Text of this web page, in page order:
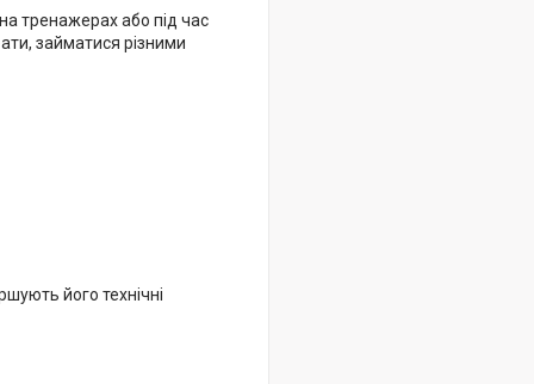
на тренажерах або під час
займатися різними
його технічні